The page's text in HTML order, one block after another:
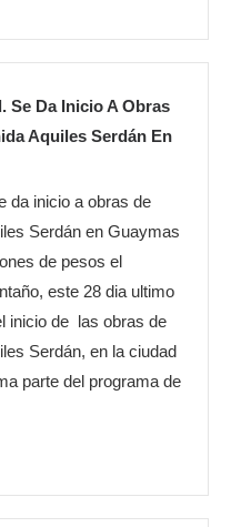
Se Da Inicio A Obras
Aquiles Serdán En
da inicio a obras de
Serdán en Guaymas
de pesos el
este 28 dia ultimo
inicio de las obras de
Serdán, en la ciudad
parte del programa de